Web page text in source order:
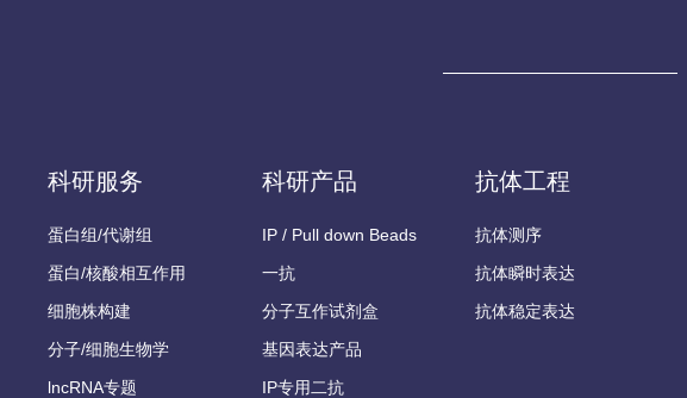
科研服务
蛋白组/代谢组
蛋白/核酸相互作用
细胞株构建
分子/细胞生物学
lncRNA专题
科研产品
IP / Pull down Beads
一抗
分子互作试剂盒
基因表达产品
IP专用二抗
抗体工程
抗体测序
抗体瞬时表达
抗体稳定表达